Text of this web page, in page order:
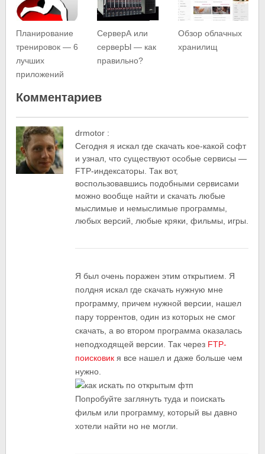
Планирование
тренировок — 6
лучших
приложений
СерверА или
серверЫ — как
правильно?
Обзор облачных
хранилищ
Комментариев
drmotor :
Сегодня я искал где скачать кое-какой софт
и узнал, что существуют особые сервисы —
FTP-индексаторы. Так вот,
воспользовавшись подобными сервисами
можно вообще найти и скачать любые
мыслимые и немыслимые программы,
любых версий, любые кряки, фильмы, игры.
Я был очень поражен этим открытием. Я
полдня искал где скачать нужную мне
программу, причем нужной версии, нашел
пару торрентов, один из которых не смог
скачать, а во втором программа оказалась
неподходящей версии. Так через FTP-
поисковик я все нашел и даже больше чем
нужно.
Попробуйте заглянуть туда и поискать
фильм или программу, который вы давно
хотели найти но не могли.